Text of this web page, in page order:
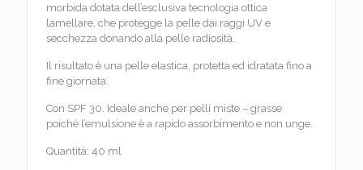
morbida dotata dell’esclusiva tecnologia ottica
lamellare, che protegge la pelle dai raggi UV e
secchezza donando alla pelle radiosità.
Il risultato è una pelle elastica, protetta ed idratata fino a
fine giornata.
Con SPF 30. Ideale anche per pelli miste – grasse
poichè l’emulsione è a rapido assorbimento e non unge.
Quantità: 40 ml